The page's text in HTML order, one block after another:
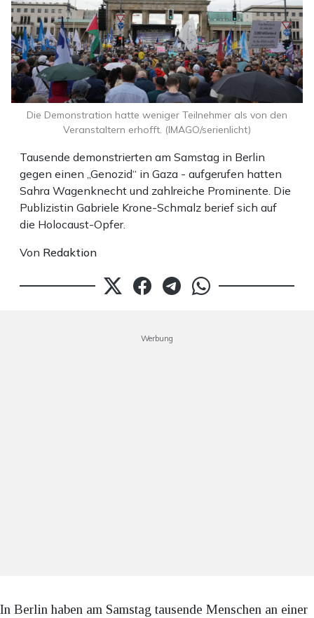
Tausende demonstrierten am Samstag in Berlin
gegen einen „Genozid“ in Gaza - aufgerufen hatten
Sahra Wagenknecht und zahlreiche Prominente. Die
Publizistin Gabriele Krone-Schmalz berief sich auf
die Holocaust-Opfer.
Von Redaktion
Die Demonstration hatte weniger Teilnehmer als von den
Veranstaltern erhofft. (IMAGO/serienlicht)
Werbung
In Berlin haben am Samstag tausende Menschen an einer